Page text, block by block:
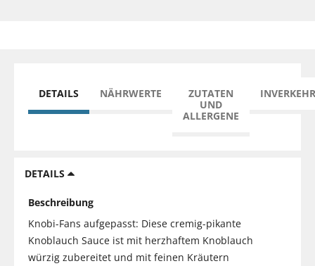
DETAILS NÄHRWERTE
ZUTATEN
UND
ALLERGENE
DETAILS
Beschreibung
Knobi-Fans aufgepasst: Diese cremig-pikante
Knoblauch Sauce ist mit herzhaftem Knoblauch
würzig zubereitet und mit feinen Kräutern